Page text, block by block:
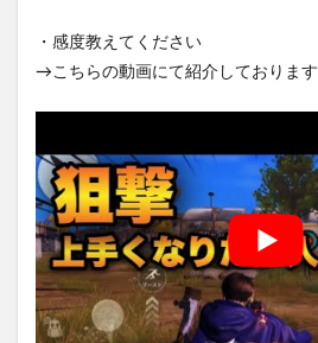
・感度教えてください
→こちらの動画にて紹介しております